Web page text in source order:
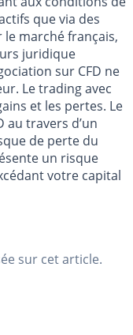
que via des
marché français,
juridique
sur CFD ne
Le trading avec
et les pertes. Le
au travers d’un
de perte du
un risque
votre capital
sur cet article.